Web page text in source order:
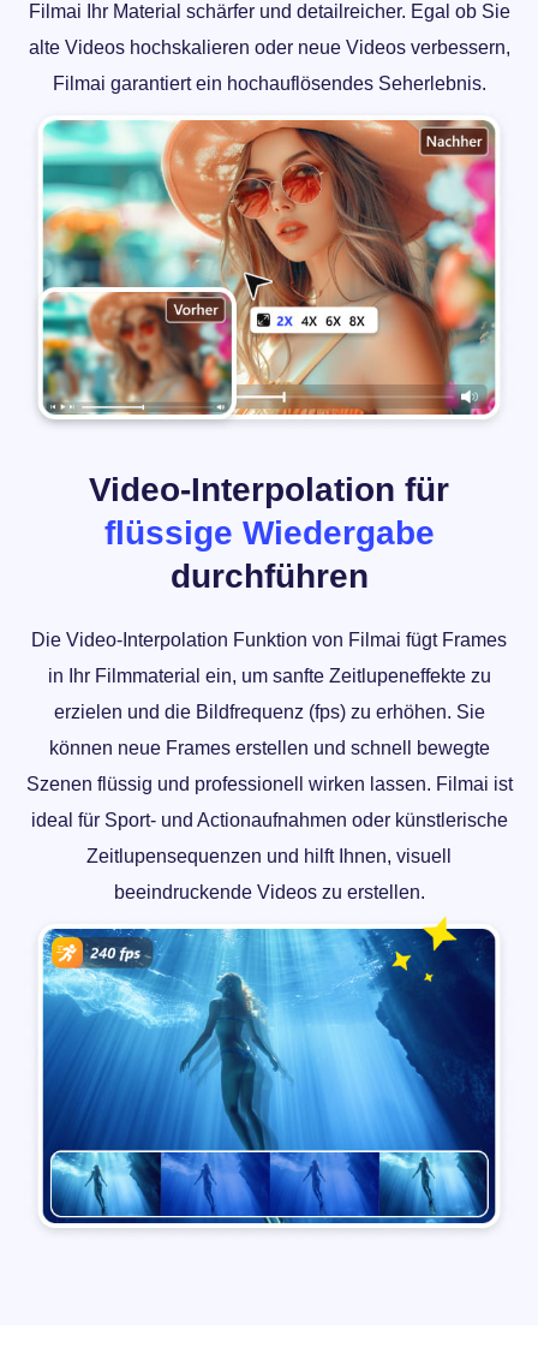
Filmai Ihr Material schärfer und detailreicher. Egal ob Sie
alte Videos hochskalieren oder neue Videos verbessern,
Filmai garantiert ein hochauflösendes Seherlebnis.
Video-Interpolation für
flüssige Wiedergabe
durchführen
Die Video-Interpolation Funktion von Filmai fügt Frames
in Ihr Filmmaterial ein, um sanfte Zeitlupeneffekte zu
erzielen und die Bildfrequenz (fps) zu erhöhen. Sie
können neue Frames erstellen und schnell bewegte
Szenen flüssig und professionell wirken lassen. Filmai ist
ideal für Sport- und Actionaufnahmen oder künstlerische
Zeitlupensequenzen und hilft Ihnen, visuell
beeindruckende Videos zu erstellen.